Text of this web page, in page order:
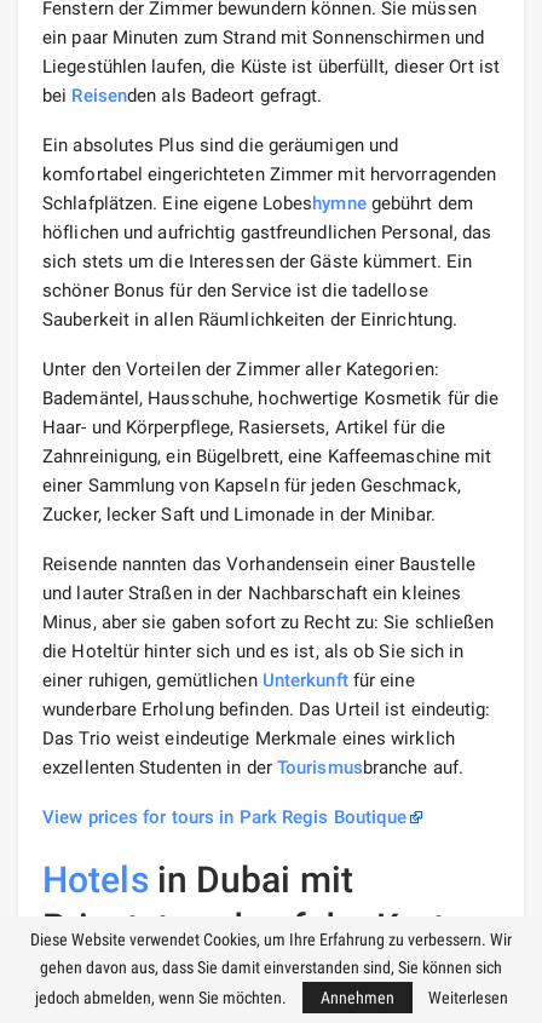
Fenstern der Zimmer bewundern können. Sie müssen
ein paar Minuten zum Strand mit Sonnenschirmen und
Liegestühlen laufen, die Küste ist überfüllt, dieser Ort ist
bei Reisenden als Badeort gefragt.
Ein absolutes Plus sind die geräumigen und
komfortabel eingerichteten Zimmer mit hervorragenden
Schlafplätzen. Eine eigene Lobeshymnegebührt dem
höflichen und aufrichtig gastfreundlichen Personal, das
sich stets um die Interessen der Gäste kümmert. Ein
schöner Bonus für den Service ist die tadellose
Sauberkeit in allen Räumlichkeiten der Einrichtung.
Unter den Vorteilen der Zimmer aller Kategorien:
Bademäntel, Hausschuhe, hochwertige Kosmetik für die
Haar- und Körperpflege, Rasiersets, Artikel für die
Zahnreinigung, ein Bügelbrett, eine Kaffeemaschine mit
einer Sammlung von Kapseln für jeden Geschmack,
Zucker, lecker Saft und Limonade in der Minibar.
Reisende nannten das Vorhandensein einer Baustelle
und lauter Straßen in der Nachbarschaft ein kleines
Minus, aber sie gaben sofort zu Recht zu: Sie schließen
die Hoteltür hinter sich und es ist, als ob Sie sich in
einer ruhigen, gemütlichen Unterkunftfür eine
wunderbare Erholung befinden. Das Urteil ist eindeutig:
Das Trio weist eindeutige Merkmale eines wirklich
exzellenten Studenten in der Tourismusbranche auf.
View prices for tours in Park Regis Boutique
Hotelsin Dubai mit
Privatstrand auf der Karte
Diese Website verwendet Cookies, um Ihre Erfahrung zu verbessern. Wir
gehen davon aus, dass Sie damit einverstanden sind, Sie können sich
jedoch abmelden, wenn Sie möchten.
Annehmen Weiterlesen